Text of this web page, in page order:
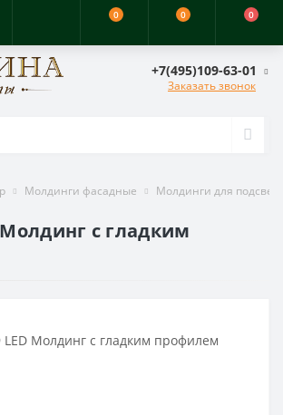
0 0 0
+7(495)109-63-01
Заказать звонок
Молдинги фасадные Молдинги для
Молдинг с гладким